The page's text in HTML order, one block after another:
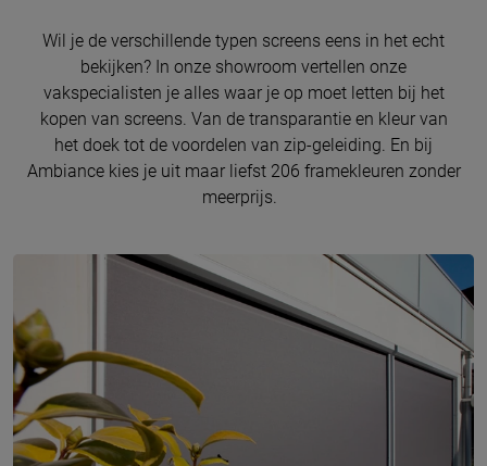
Wil je de verschillende typen screens eens in het echt
bekijken? In onze showroom vertellen onze
vakspecialisten je alles waar je op moet letten bij het
kopen van screens. Van de transparantie en kleur van
het doek tot de voordelen van zip-geleiding. En bij
Ambiance kies je uit maar liefst 206 framekleuren zonder
meerprijs.